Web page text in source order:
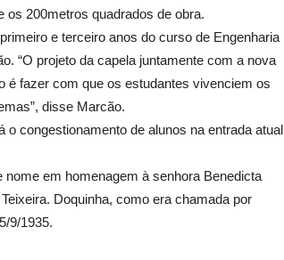
os 200metros quadrados de obra.
e terceiro anos do curso de Engenharia
“O projeto da capela juntamente com a nova
é fazer com que os estudantes vivenciem os
disse Marcão.
congestionamento de alunos na entrada atual
em homenagem à senhora Benedicta
Doquinha, como era chamada por
9/1935.